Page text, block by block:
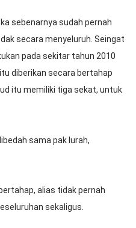
sebenarnya sudah pernah
secara menyeluruh. Seingat
pada sekitar tahun 2010
diberikan secara bertahap
itu memiliki tiga sekat, untuk
sama pak lurah,
alias tidak pernah
sekaligus.